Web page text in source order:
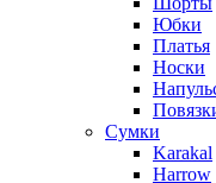
Юбки
Платья
Носки
Сумки
Karakal
Harrow